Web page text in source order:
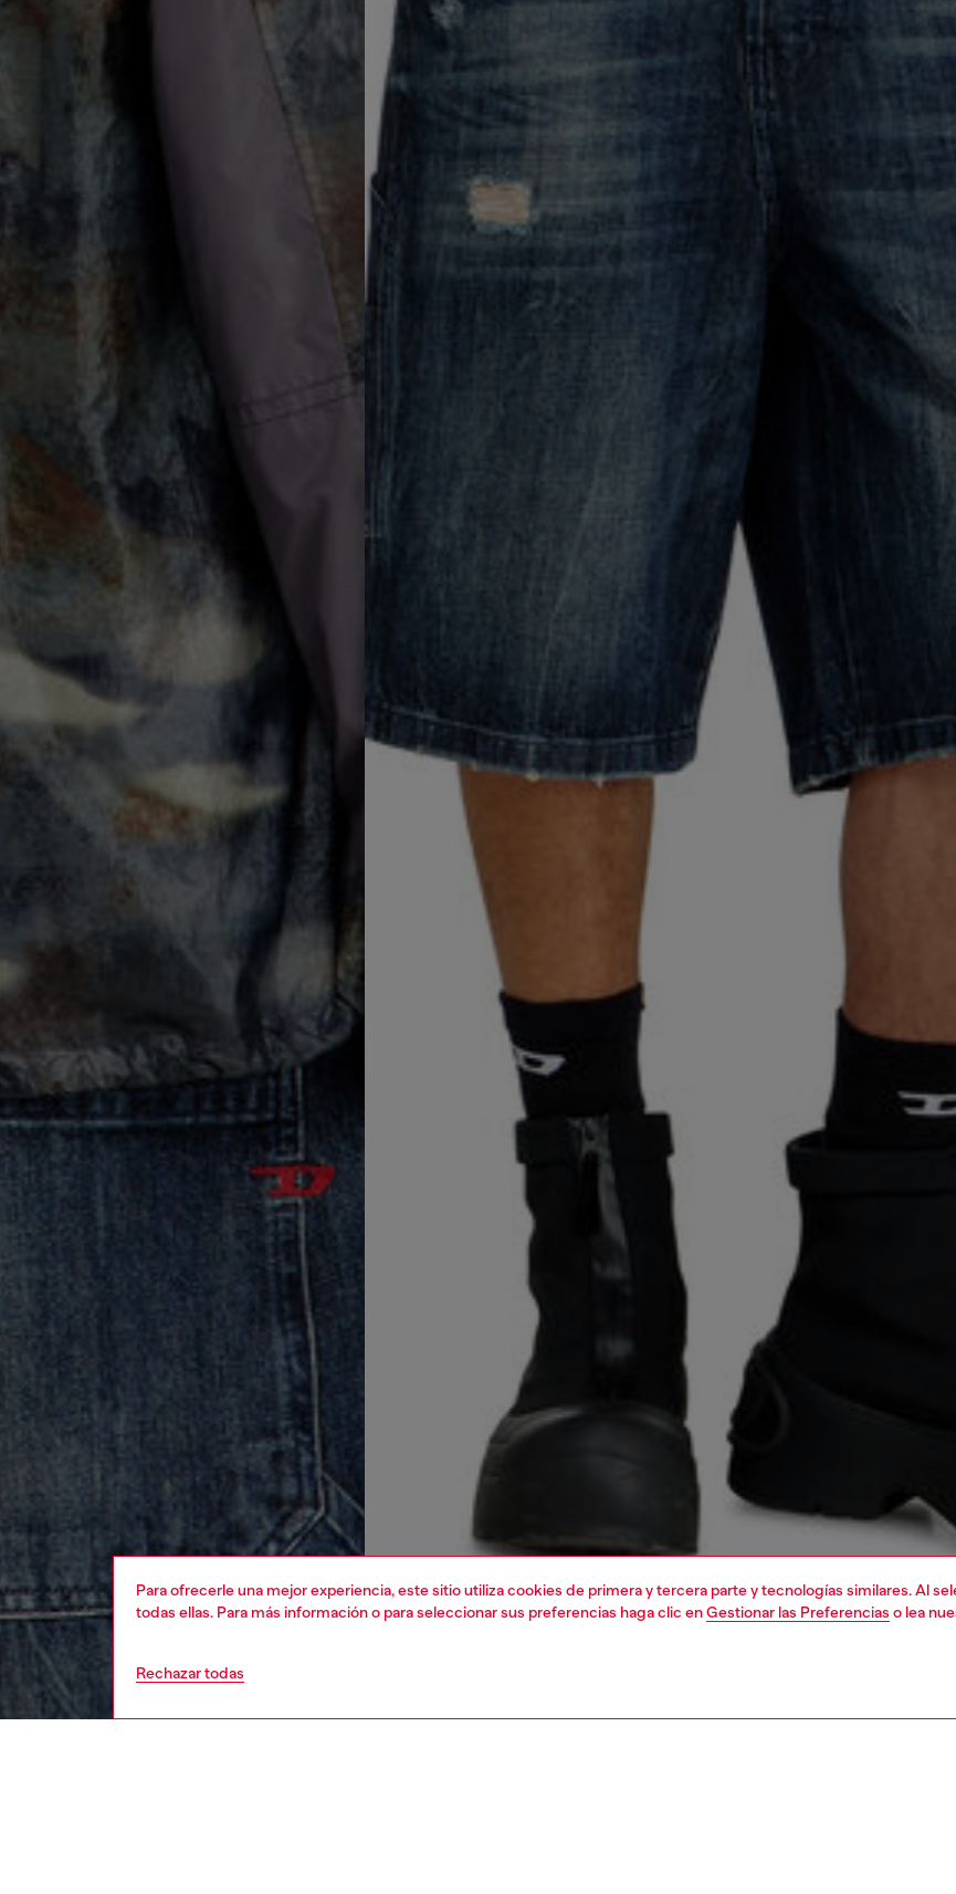
Para ofrecerle una mejor experiencia, este sitio utiliza cookies de primera y tercera parte y tecnologías similares. Al
todas ellas. Para más información o para seleccionar sus preferencias haga clic enGestionar las Preferencias o lea
Rechazar todas